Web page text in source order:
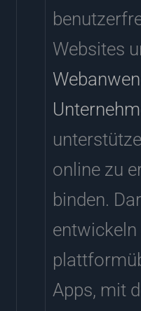
Websites
online zu
binden.
entwickeln
Apps, mit